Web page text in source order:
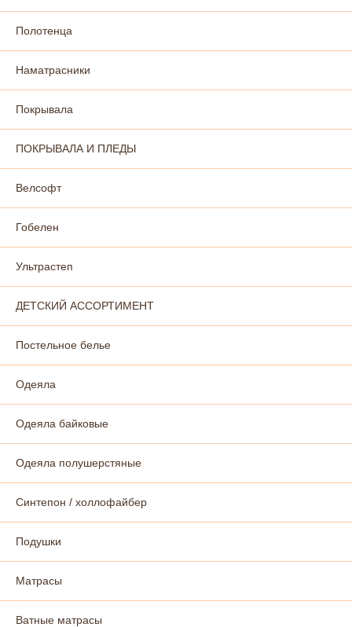
Полотенца
Наматрасники
Покрывала
ПОКРЫВАЛА И ПЛЕДЫ
Велсофт
Гобелен
Ультрастеп
ДЕТСКИЙ АССОРТИМЕНТ
Постельное белье
Одеяла
Одеяла байковые
Одеяла полушерстяные
Синтепон / холлофайбер
Подушки
Матрасы
Ватные матрасы